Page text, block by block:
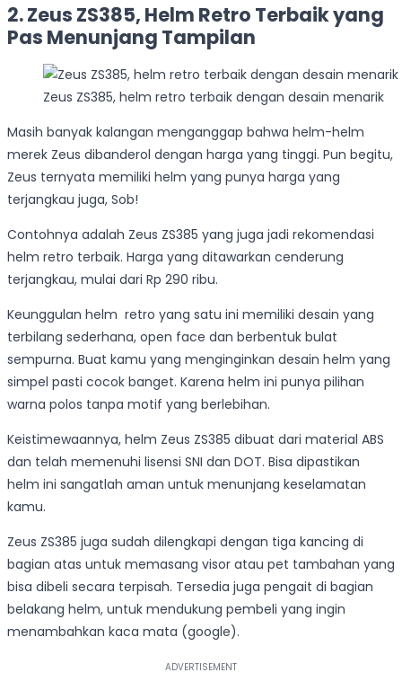
2. Zeus ZS385, Helm Retro Terbaik yang
Pas Menunjang Tampilan
Zeus ZS385, helm retro terbaik dengan desain menarik
Masih banyak kalangan menganggap bahwa helm-helm
merek Zeus dibanderol dengan harga yang tinggi. Pun begitu,
Zeus ternyata memiliki helm yang punya harga yang
terjangkau juga, Sob!
Contohnya adalah Zeus ZS385 yang juga jadi rekomendasi
helm retro terbaik. Harga yang ditawarkan cenderung
terjangkau, mulai dari Rp 290 ribu.
Keunggulan helm retro yang satu ini memiliki desain yang
terbilang sederhana, open face dan berbentuk bulat
sempurna. Buat kamu yang menginginkan desain helm yang
simpel pasti cocok banget. Karena helm ini punya pilihan
warna polos tanpa motif yang berlebihan.
Keistimewaannya, helm Zeus ZS385 dibuat dari material ABS
dan telah memenuhi lisensi SNI dan DOT. Bisa dipastikan
helm ini sangatlah aman untuk menunjang keselamatan
kamu.
Zeus ZS385 juga sudah dilengkapi dengan tiga kancing di
bagian atas untuk memasang visor atau pet tambahan yang
bisa dibeli secara terpisah. Tersedia juga pengait di bagian
belakang helm, untuk mendukung pembeli yang ingin
menambahkan kaca mata (google).